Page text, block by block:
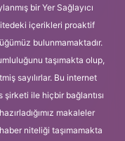
bir Yer Sağlayıcı
içerikleri proaktif
bulunmamaktadır.
taşımakta olup,
sayılırlar. Bu internet
ile hiçbir bağlantısı
makaleler
niteliği taşımamakta